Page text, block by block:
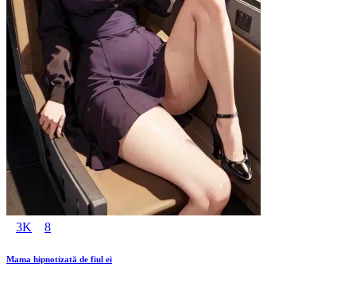
3K 8
Mama hipnotizată de fiul ei